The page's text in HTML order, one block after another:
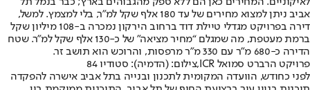
אביב ניתן למצוא מחירים של עד 180 אלף שקל למ"ר, בלי למצמץ. למשל,
דירה בפרויקט מגדלי טיילת דוד ברחוב הירקון נמכרה ב-108 מיליון שקל
ברמת מעטפת, מה שמגלם “מחיר מציאה" של כ-130 אלף שקל למ"ר. שטח
הדירה כ-680 מ"ר עם 330 מ"ר מרפסות, והרוכש הוא תושב זר.
פרויקט הרברט סמואל ICR,צילום: (הדמיה): סטודיו 84
לפני כחודש, הוועדה המקומית לתכנון ובנייה בתל אביב אישרה להפקדה